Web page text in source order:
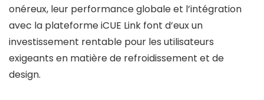
onéreux, leur performance globale et l’intégration
avec la plateforme iCUE Link font d’eux un
investissement rentable pour les utilisateurs
exigeants en matière de refroidissement et de
design.